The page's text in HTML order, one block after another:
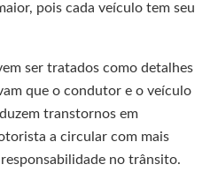
pois cada veículo tem seu
ser tratados como detalhes
que o condutor e o veículo
transtornos em
a circular com mais
no trânsito.